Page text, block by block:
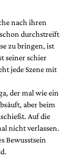
nach ihren
durchstreift
zu bringen, ist
seiner schier
jede Szene mit
der mal wie ein
aber beim
Auf die
nicht verlassen.
Bewusstsein